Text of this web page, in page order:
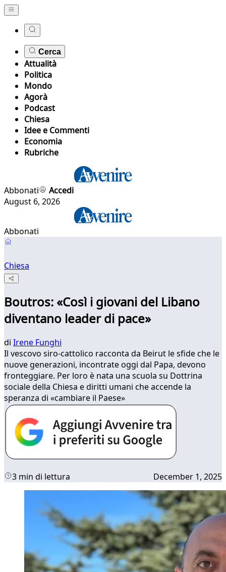
Cerca
Attualità
Politica
Mondo
Agorà
Podcast
Chiesa
Idee e Commenti
Economia
Rubriche
Abbonati
Accedi
August 6, 2026
Abbonati
Chiesa
Boutros: «Così i giovani del Libano
diventano leader di pace»
di Irene Funghi
Il vescovo siro-cattolico racconta da Beirut le sfide che le
nuove generazioni, incontrate oggi dal Papa, devono
fronteggiare. Per loro è nata una scuola su Dottrina
sociale della Chiesa e diritti umani che accende la
speranza di «cambiare il Paese»
3 min di lettura December 1, 2025